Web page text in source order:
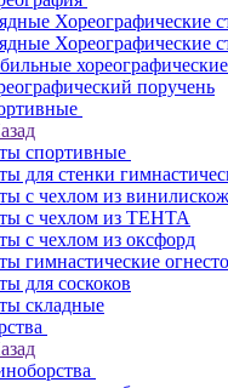
Хореографические
Хореографические
поручень
спортивные
для стенки
с чехлом из
с чехлом из ТЕНТА
с чехлом из оксфорд
гимнастические
для соскоков
складные